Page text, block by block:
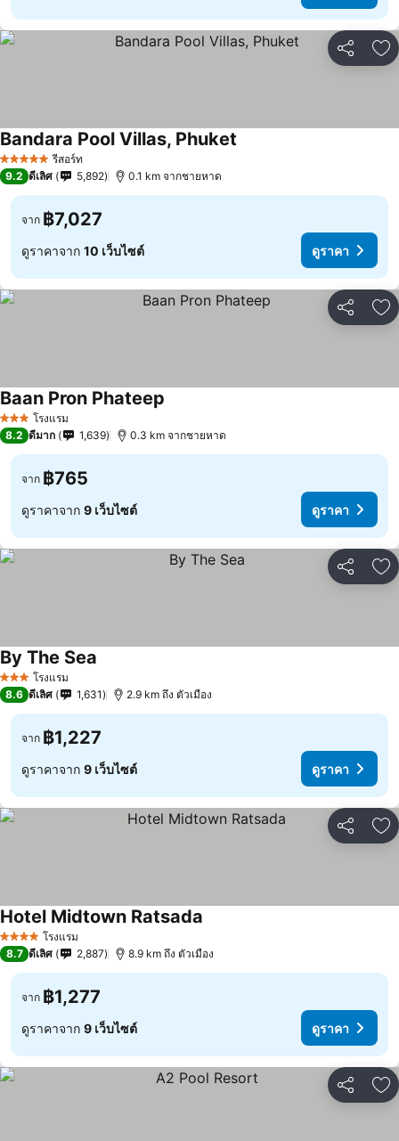
แชร์ เ
5 ดาว รีสอร์ท
Bandara Pool Villas, Phuket
9.2 ดีเลิศ 5,892 0.1 km จากชายหาด
จาก ฿7,027
ดูราคาจาก 10 เว็บไซต์ ดูราคา
แชร์ เ
3 ดาว โรงแรม
Baan Pron Phateep
8.2 ดีมาก 1,639 0.3 km จากชายหาด
จาก ฿765
ดูราคาจาก 9 เว็บไซต์ ดูราคา
แชร์ เ
3 ดาว โรงแรม
By The Sea
8.6 ดีเลิศ 1,631 2.9 km ถึง ตัวเมือง
จาก ฿1,227
ดูราคาจาก 9 เว็บไซต์ ดูราคา
แชร์ เ
4 ดาว โรงแรม
Hotel Midtown Ratsada
8.7 ดีเลิศ 2,887 8.9 km ถึง ตัวเมือง
จาก ฿1,277
ดูราคาจาก 9 เว็บไซต์ ดูราคา
แชร์ เ